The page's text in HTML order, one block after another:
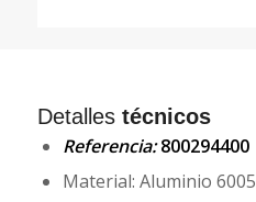
Detalles técnicos
Referencia:800294400
Material: Aluminio 6005